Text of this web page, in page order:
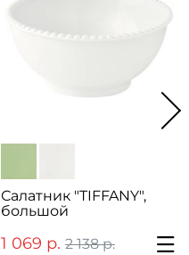
Салатник "TIFFANY",
большой
1 069 р. 2 138 р.